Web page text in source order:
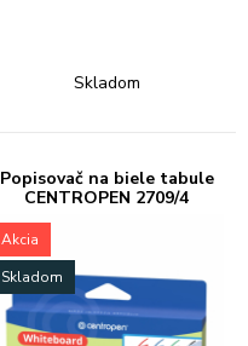
Skladom
Popisovač na biele tabule
CENTROPEN 2709/4
Akcia
Skladom